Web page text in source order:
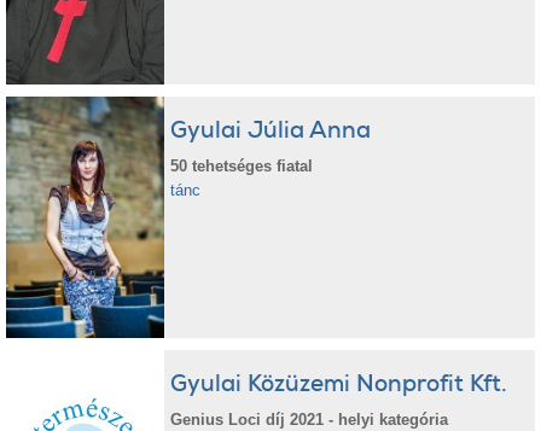
Gyulai Júlia Anna
50 tehetséges fiatal
tánc
Gyulai Közüzemi Nonprofit Kft.
Genius Loci díj 2021 - helyi kategória